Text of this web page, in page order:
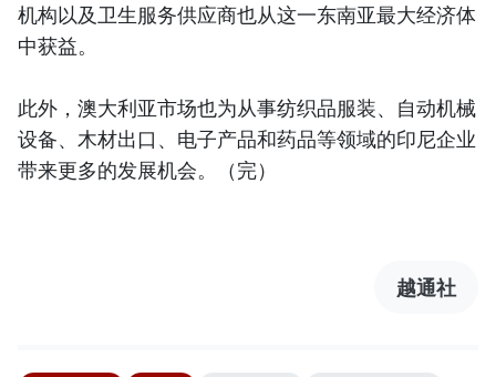
机构以及卫生服务供应商也从这一东南亚最大经济体
中获益。
此外，澳大利亚市场也为从事纺织品服装、自动机械
设备、木材出口、电子产品和药品等领域的印尼企业
带来更多的发展机会。（完）
越通社